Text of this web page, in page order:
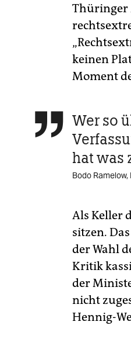
Thüringer
keinen
Moment
 Wer so
hat was
Bodo Ramelow,
Als Keller
sitzen.
der Wahl
Kritik
der
nicht
Hennig-